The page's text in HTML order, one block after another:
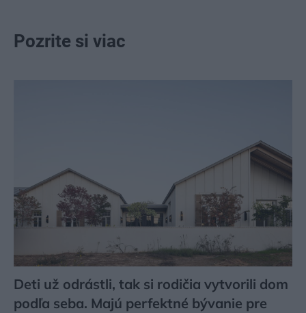
Pozrite si viac
Deti už odrástli, tak si rodičia vytvorili dom
podľa seba. Majú perfektné bývanie pre